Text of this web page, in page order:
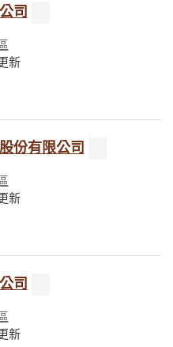
司
新
份有限公司
新
司
新